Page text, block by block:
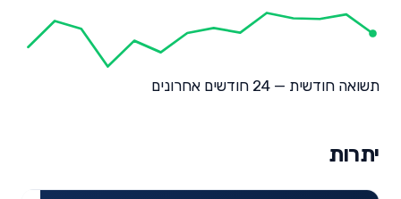
תשואה חודשית — 24 חודשים אחרונים
יתרות